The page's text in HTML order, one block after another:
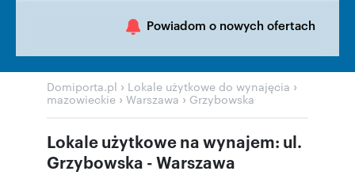
Powiadom o nowych ofertach
Domiporta.pl › Lokale użytkowe do wynajęcia ›
mazowieckie › Warszawa› Grzybowska
Lokale użytkowe na wynajem: ul.
Grzybowska - Warszawa